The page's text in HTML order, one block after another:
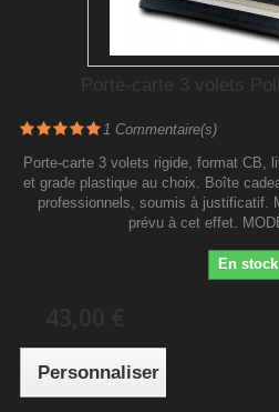
Porte-carte 3 volets
1 Commentaire(s)
Porte-carte 3 volets rigide, format CB,
et grade plastique au choix. Boîte
professionnels, soumis à justificatif.
prévu à cet effet.
En stock
Personnaliser